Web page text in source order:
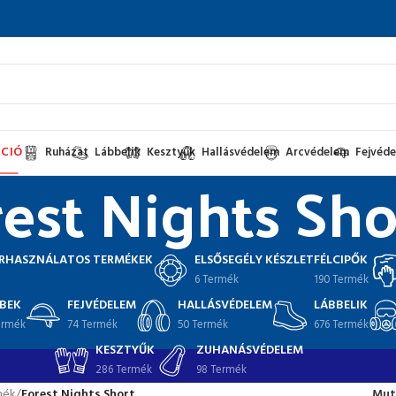
Ruházat Lábbelik Kesztyűk Hallásvédelem Arcvédelem
Nights
TERMÉKEK ELSŐSEGÉLY KÉSZLET
6 Termék
FÉLCIPŐK
190 Termék
FEJVÉDELEM
74 Termék
HALLÁSVÉDELEM
50 Termék
LÁBBELIK
676 Termék
KESZTYŰK
286 Termék
ZUHANÁSVÉDELEM
98 Termék